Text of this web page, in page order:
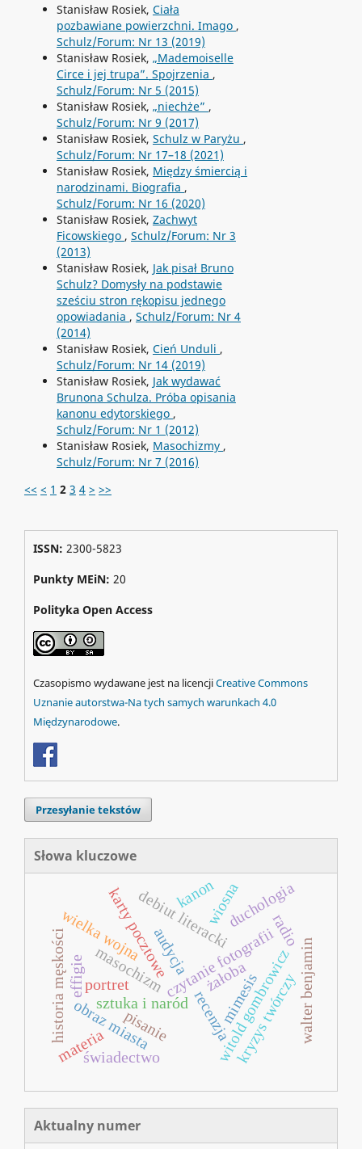
Stanisław Rosiek, Ciała
pozbawiane powierzchni. Imago ,
Schulz/Forum: Nr 13 (2019)
Stanisław Rosiek, „Mademoiselle
Circe i jej trupa”. Spojrzenia ,
Schulz/Forum: Nr 5 (2015)
Stanisław Rosiek, „niechże” ,
Schulz/Forum: Nr 9 (2017)
Stanisław Rosiek, Schulz w Paryżu ,
Schulz/Forum: Nr 17–18 (2021)
Stanisław Rosiek, Między śmiercią i
narodzinami. Biografia ,
Schulz/Forum: Nr 16 (2020)
Stanisław Rosiek, Zachwyt
Ficowskiego , Schulz/Forum: Nr 3
(2013)
Stanisław Rosiek, Jak pisał Bruno
Schulz? Domysły na podstawie
sześciu stron rękopisu jednego
opowiadania , Schulz/Forum: Nr 4
(2014)
Stanisław Rosiek, Cień Unduli ,
Schulz/Forum: Nr 14 (2019)
Stanisław Rosiek, Jak wydawać
Brunona Schulza. Próba opisania
kanonu edytorskiego ,
Schulz/Forum: Nr 1 (2012)
Stanisław Rosiek, Masochizmy ,
Schulz/Forum: Nr 7 (2016)
<< < 1 2 3 4 > >>
ISSN: 2300-5823
Punkty MEiN: 20
Polityka Open Access
Czasopismo wydawane jest na licencjiCreative Commons
Uznanie autorstwa-Na tych samych warunkach 4.0
Międzynarodowe.
Przesyłanie tekstów
Słowa kluczowe
sztuka i naród
masochizm
karty pocztoweczytanie fotografii
obraz miasta witold gombrowicz
recenzja
żałoba
pisanie kryzys twórczy
debiut literacki
audycja
wielka wojna
historia męskości walter benjamin
mimesis
wiosnaduchologia
radio
portret
świadectwo
effigie
kanon
materia
Aktualny numer